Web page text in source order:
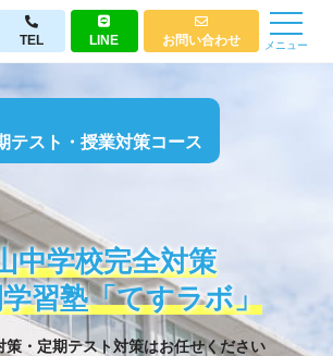
TEL LINE お問い合わせ メニュー
テスト・授業対策コース
中学校完全対策
習塾「てすラボ」
策・定期テスト対策はお任せください